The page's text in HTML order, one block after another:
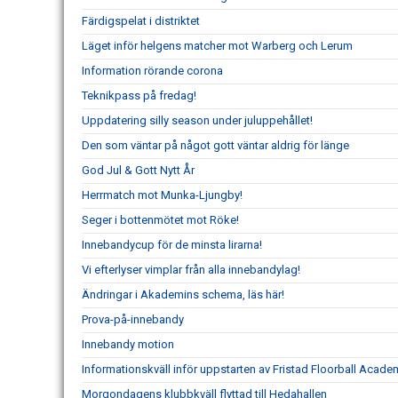
Färdigspelat i distriktet
Läget inför helgens matcher mot Warberg och Lerum
Information rörande corona
Teknikpass på fredag!
Uppdatering silly season under juluppehållet!
Den som väntar på något gott väntar aldrig för länge
God Jul & Gott Nytt År
Herrmatch mot Munka-Ljungby!
Seger i bottenmötet mot Röke!
Innebandycup för de minsta lirarna!
Vi efterlyser vimplar från alla innebandylag!
Ändringar i Akademins schema, läs här!
Prova-på-innebandy
Innebandy motion
Informationskväll inför uppstarten av Fristad Floorball
Morgondagens klubbkväll flyttad till Hedahallen